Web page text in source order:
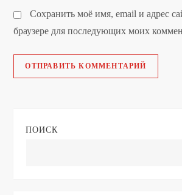
Сохранить моё имя, email и адрес
браузере для последующих моих
ПОИСК